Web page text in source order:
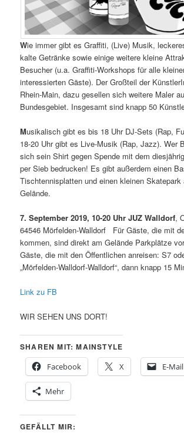
Wie immer gibt es Graffiti, (Live) Musik,
kalte Getränke sowie einige weitere kleine
Besucher (u.a. Graffiti-Workshops für alle
interessierten Gäste). Der Großteil der
Rhein-Main, dazu gesellen sich weitere Maler
Bundesgebiet. Insgesamt sind knapp 50
Musikalisch gibt es bis 18 Uhr DJ-Sets (Rap,
18-20 Uhr gibt es Live-Musik (Rap, Jazz). Wer
sich sein Shirt gegen Spende mit dem
per Sieb bedrucken! Es gibt außerdem einen
Tischtennisplatten und einen kleinen Skatepark
Gelände.
7. September 2019, 10-20 Uhr JUZ Walldorf,
64546 Mörfelden-Walldorf Für Gäste, die mit
kommen, sind direkt am Gelände Parkplätze
Gäste, die mit den Öffentlichen anreisen: S7
„Mörfelden-Walldorf-Walldorf“, dann knapp 15
Link zu FB
WIR SEHEN UNS DORT!
SHAREN MIT: MAINSTYLE
Facebook
X E-Mail
Mehr
GEFÄLLT MIR: